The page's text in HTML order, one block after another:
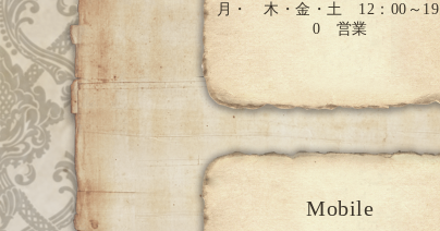
月・ 木・金・土 12：00～19
0 営業
Mobile